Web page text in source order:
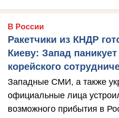
В России
Ракетчики из КНДР
Киеву: Запад
корейского
Западные СМИ, а также
официальные лица
возможного прибытия в